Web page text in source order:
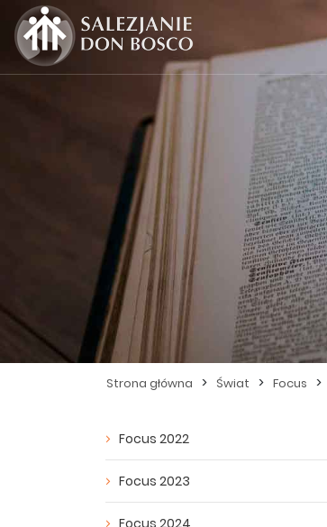
Strona główna > Świat > Focus >
Focus 2022
Focus 2023